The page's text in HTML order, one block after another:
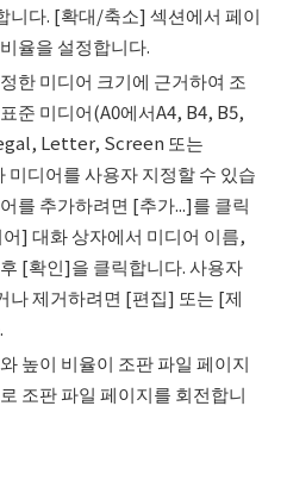
니다. [확대/축소] 섹션에서 페이
율을 설정합니다.
한 미디어 크기에 근거하여 조
준 미디어(A0에서A4, B4, B5,
Letter, Screen 또는
디어를 사용자 지정할 수 있습
를 추가하려면 [추가...]를 클릭
] 대화 상자에서 미디어 이름,
[확인]을 클릭합니다. 사용자
나 제거하려면 [편집] 또는 [제
높이 비율이 조판 파일 페이지
조판 파일 페이지를 회전합니